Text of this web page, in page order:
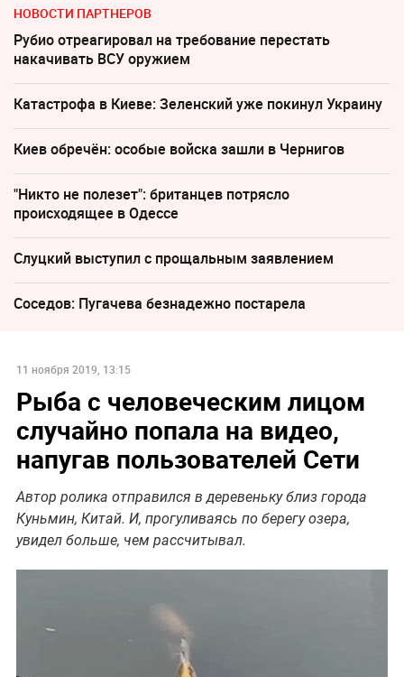
НОВОСТИ ПАРТНЕРОВ
Рубио отреагировал на требование перестать
накачивать ВСУ оружием
Катастрофа в Киеве: Зеленский уже покинул Украину
Киев обречён: особые войска зашли в Чернигов
"Никто не полезет": британцев потрясло
происходящее в Одессе
Слуцкий выступил с прощальным заявлением
Соседов: Пугачева безнадежно постарела
11 ноября 2019, 13:15
Рыба с человеческим лицом
случайно попала на видео,
напугав пользователей Сети
Автор ролика отправился в деревеньку близ города
Куньмин, Китай. И, прогуливаясь по берегу озера,
увидел больше, чем рассчитывал.